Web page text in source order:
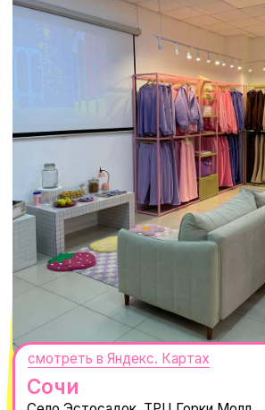
Оплата долями
Доставка и оплата
ПОКУПАТЕЛЯМ
Вакансии
Реквизиты
Магазины
Наши путешествия
Наши проекты
Новости
Каталог
О КОМПАНИИ
Нажимая "Подписаться", вы соглашаетесь с
Политикой обработки
Согласием на рассылку электронных
ПОДПИСАТЬСЯ
@MACROCOSM_STORE
MACROCOSM
300'000+ подписчиков
14'000+ подписчиков в нашем Telegram-
канале